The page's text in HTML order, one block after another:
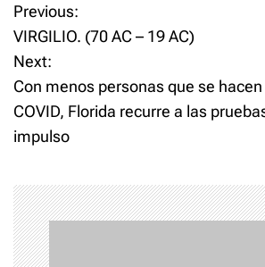
P
o
s
t
a
v
Previous:
VIRGILIO. (70 AC – 19 AC)
Next:
Con menos personas que se
COVID, Florida recurre a las
impulso